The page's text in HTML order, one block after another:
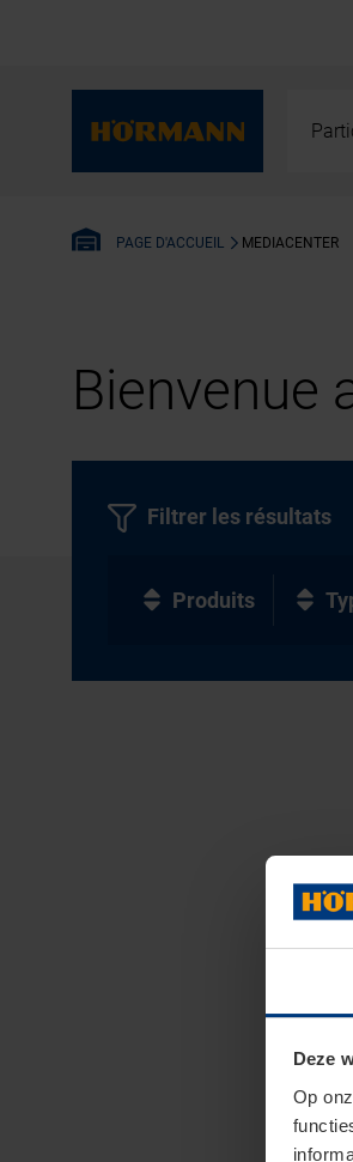
Deze
Op
PAGE D'ACCUEIL MEDIACENTER
Bienvenue
Filtrer les résultats
Produits